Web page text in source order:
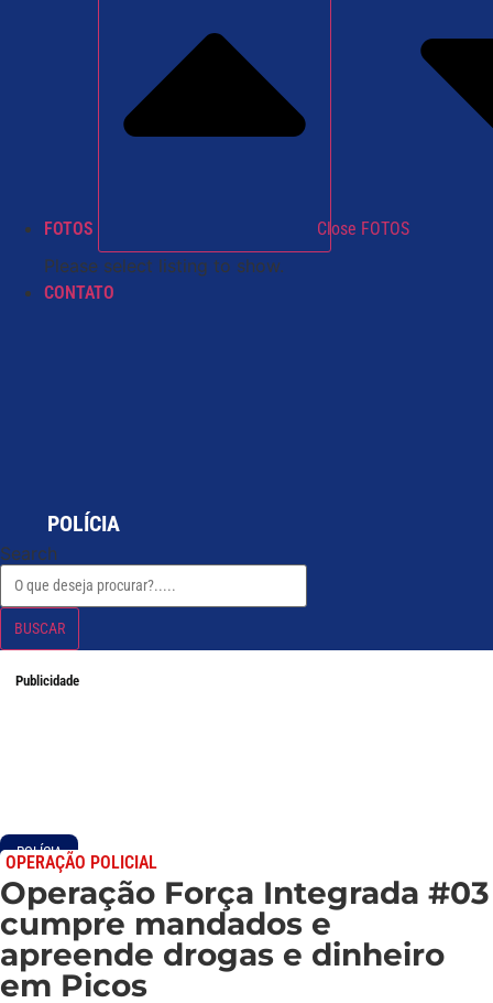
FOTOS Close FOTOS
Please select listing to show.
CONTATO
POLÍCIA
Search
BUSCAR
Publicidade
POLÍCIA
OPERAÇÃO POLICIAL
Operação Força Integrada #03
cumpre mandados e
apreende drogas e dinheiro
em Picos